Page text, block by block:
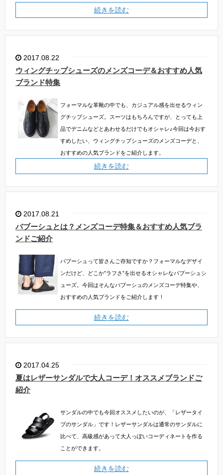
続きを読む
2017.08.22
ウィングチップシューズのメンズコーデ＆おすすめ人気
ブランド特集
フォーマルな革靴の中でも、カジュアル感を出せるウィン
グチップシューズ。スーツはもちろんですが、とっても上
品でデニムなどとあわせるだけでもオシャレ♪今回は今おす
すめしたい、ウィングチップシューズのメンズコーデと、
おすすめの人気ブランドをご紹介します。
続きを読む
2017.08.21
バブーシュとは？メンズコーデ特集＆おすすめ人気ブラ
ンドご紹介
バブーシュって皆さんご存知ですか？フォーマルなデザイ
ンだけど、どこか”ラフさ”を出せるオシャレなバブーシュシ
ューズ。今回はそんなバブーシュのメンズコーデ特集や、
おすすめの人気ブランドをご紹介します！
続きを読む
2017.04.25
夏はレザーサンダルで大人コーデ！オススメブランドご
紹介
サンダルの中でも今回オススメしたいのが、「レザータイ
プのサンダル」です！レザーサンダルは通常のサンダルに
比べて、高級感があって大人っぽいコーディネートを作る
ことができます。
続きを読む